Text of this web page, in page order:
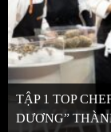
TẬP 1 TOP
DƯƠNG”